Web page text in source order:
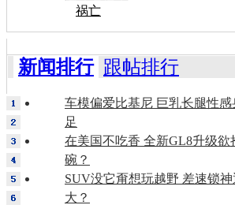
祸亡
新闻排行 跟帖排行
车模偏爱比基尼 巨乳长腿性
足
在美国不吃香 全新GL8升级欲
碗？
SUV没它甭想玩越野 差速锁
大？